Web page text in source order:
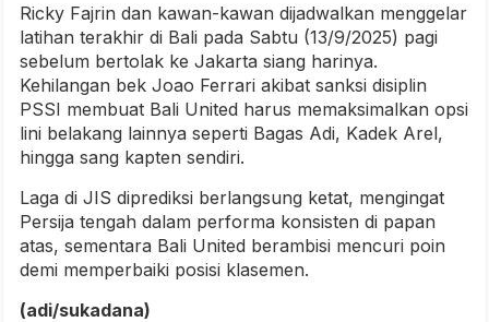
Ricky Fajrin dan kawan-kawan dijadwalkan menggelar
latihan terakhir di Bali pada Sabtu (13/9/2025) pagi
sebelum bertolak ke Jakarta siang harinya.
Kehilangan bek Joao Ferrari akibat sanksi disiplin
PSSI membuat Bali United harus memaksimalkan opsi
lini belakang lainnya seperti Bagas Adi, Kadek Arel,
hingga sang kapten sendiri.
Laga di JIS diprediksi berlangsung ketat, mengingat
Persija tengah dalam performa konsisten di papan
atas, sementara Bali United berambisi mencuri poin
demi memperbaiki posisi klasemen.
(adi/sukadana)